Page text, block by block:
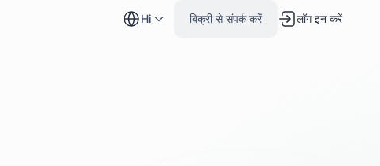
hi बिक्री से संपर्क करें लॉग इन करें